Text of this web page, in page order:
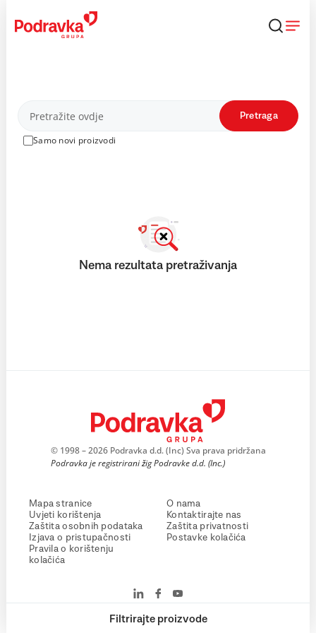
content
Proizvodi
Samo novi proizvodi
Pretraga
Filtrirajte proizvode
Nema rezultata pretraživanja
© 1998 – 2026 Podravka d.d. (Inc) Sva prava pridržana
Podravka je registrirani žig Podravke d.d. (Inc.)
Mapa stranice
Uvjeti korištenja
Zaštita osobnih podataka
Izjava o pristupačnosti
Pravila o korištenju
kolačića
O nama
Kontaktirajte nas
Zaštita privatnosti
Postavke kolačića